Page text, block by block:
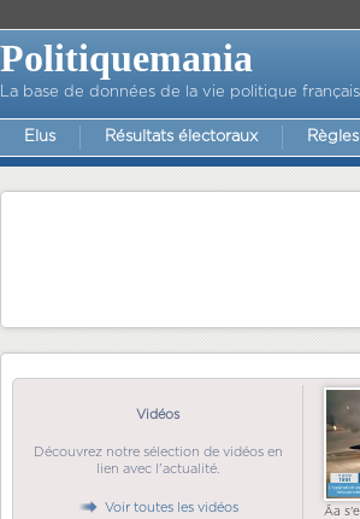
Politiquemania
La base de données de la vie politique
Elus Résultats électoraux
Vidéos
Découvrez notre sélection de vidéos en
lien avec l'actualité.
Voir toutes les vidéos Ãa